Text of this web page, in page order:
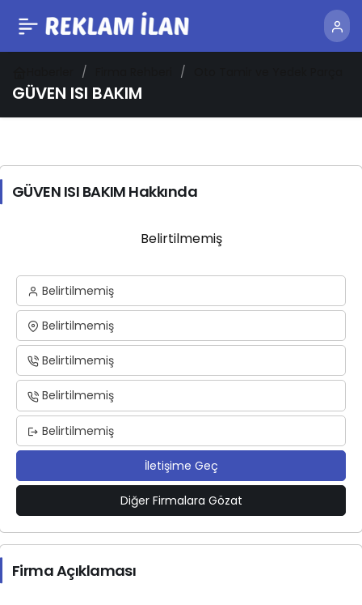
GÜVEN ISI BAKIM
GÜVEN ISI BAKIM Hakkında
Belirtilmemiş
Belirtilmemiş
Belirtilmemiş
Belirtilmemiş
Belirtilmemiş
Belirtilmemiş
İletişime Geç
Diğer Firmalara Gözat
Firma Açıklaması